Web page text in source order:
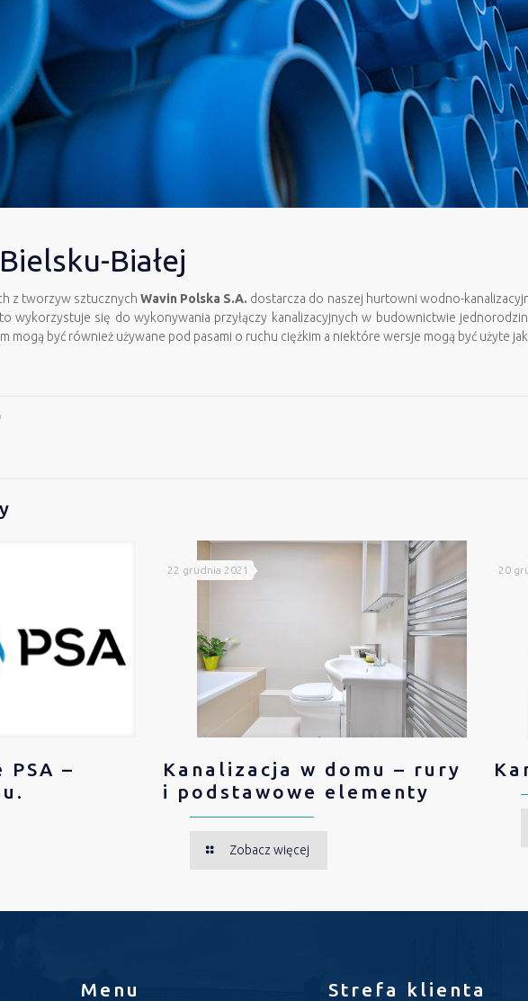
Białej
z tworzyw sztucznychWavin Polska S.A. dostarcza do naszej hurtowni wodno-
wykorzystuje się do wykonywania przyłączy kanalizacyjnych w budownictwie
mogą być również używane pod pasami o ruchu ciężkim a niektóre wersje mogą być użyte
–
22 grudnia 2021
Kanalizacja w domu – rury
i podstawowe elementy
Zobacz więcej
20
Menu Strefa klienta